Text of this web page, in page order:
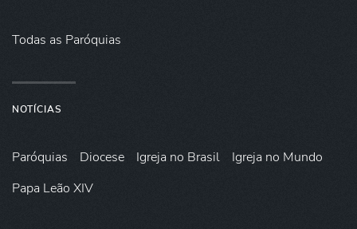
Todas as Paróquias
NOTÍCIAS
Paróquias Diocese Igreja no Brasil
Igreja no Mundo
Papa Leão XIV